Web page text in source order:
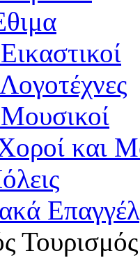
και
Τουρισμός